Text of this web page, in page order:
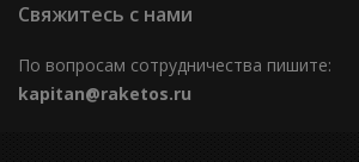
Свяжитесь с нами
По вопросам сотрудничества пишите:
kapitan@raketos.ru